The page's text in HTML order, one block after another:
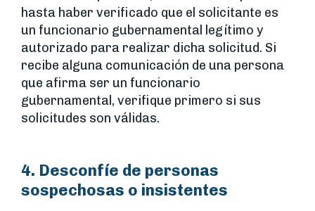
hasta haber verificado que el solicitante es
un funcionario gubernamental legítimo y
autorizado para realizar dicha solicitud. Si
recibe alguna comunicación de una persona
que afirma ser un funcionario
gubernamental, verifique primero si sus
solicitudes son válidas.
4. Desconfíe de personas
sospechosas o insistentes